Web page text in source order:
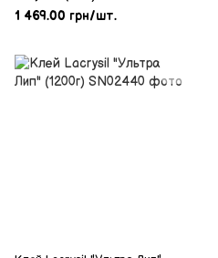
1 469.00 грн/шт.